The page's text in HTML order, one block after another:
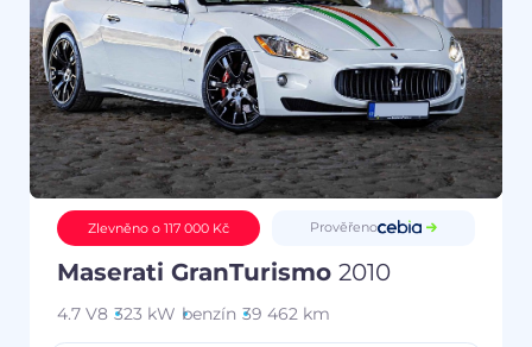
Zlevněno o 117 000 Kč Prověřeno
Maserati GranTurismo 2010
4.7 V8 323 kW benzín 39 462 km